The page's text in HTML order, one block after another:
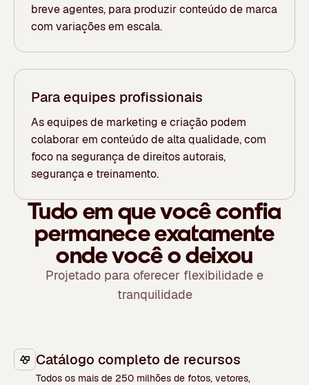
breve agentes, para produzir conteúdo de marca
com variações em escala.
Para equipes profissionais
As equipes de marketing e criação podem
colaborar em conteúdo de alta qualidade, com
foco na segurança de direitos autorais,
segurança e treinamento.
Tudo em que você confia
permanece exatamente
onde você o deixou
Projetado para oferecer flexibilidade e
tranquilidade
Catálogo completo de recursos
Todos os mais de 250 milhões de fotos, vetores,